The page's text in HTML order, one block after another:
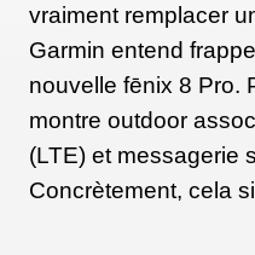
vraiment remplacer
Garmin entend
nouvelle fēnix 8 Pro.
montre outdoor
(LTE) et messagerie
Concrètement, cela